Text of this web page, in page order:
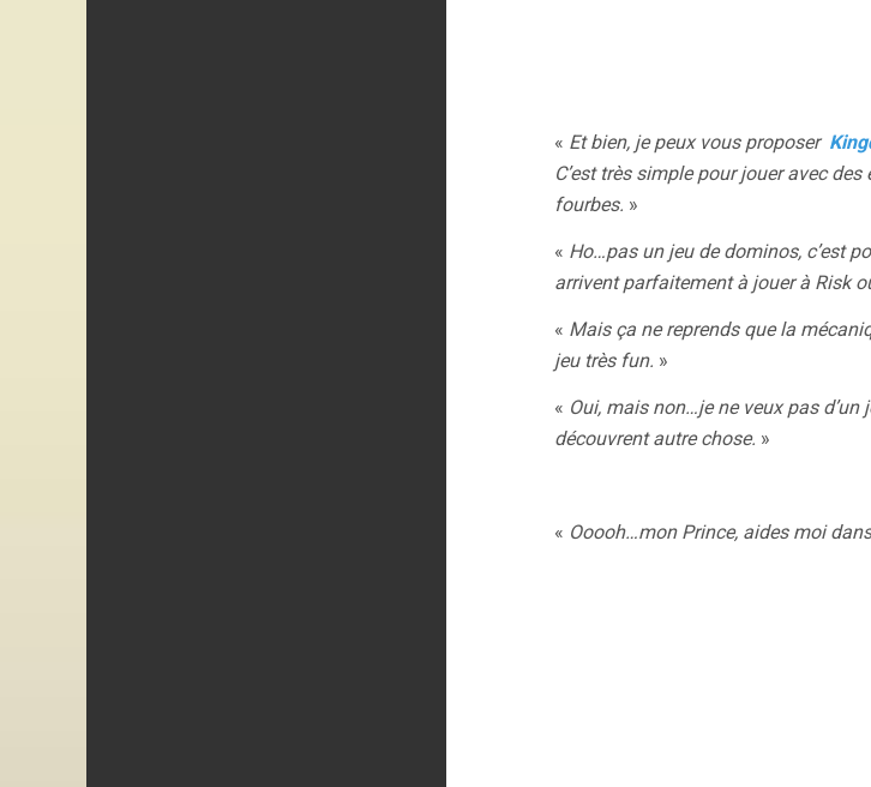
« Et bien, je peux vous proposer
C’est très simple pour jouer avec
fourbes. »
« Ho…pas un jeu de dominos, c’est
arrivent parfaitement à jouer à Risk
« Mais ça ne reprends que la
jeu très fun. »
« Oui, mais non…je ne veux pas
découvrent autre chose. »
« Ooooh…mon Prince, aides moi